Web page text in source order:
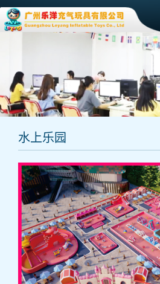
网站首页
新闻动态
招聘信息
关于我们
联系我们
水上乐园